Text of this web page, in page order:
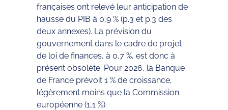
françaises ont relevé leur anticipation de
hausse du PIB à 0,9 % (p.3 et p.3 des
deux annexes). La prévision du
gouvernement dans le cadre de projet
de loi de finances, à 0,7 %, est donc à
présent obsolète. Pour 2026, la Banque
de France prévoit 1 % de croissance,
légèrement moins que la Commission
européenne (1,1 %).